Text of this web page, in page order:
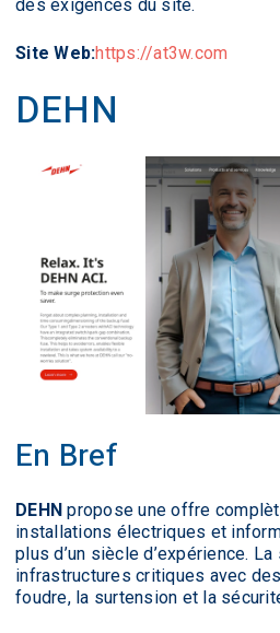
des exigences du site.
Site Web:https://at3w.com
DEHN
En Bref
DEHN propose une offre
installations électriques et
plus d’un siècle d’expérience.
infrastructures critiques avec
foudre, la surtension et la